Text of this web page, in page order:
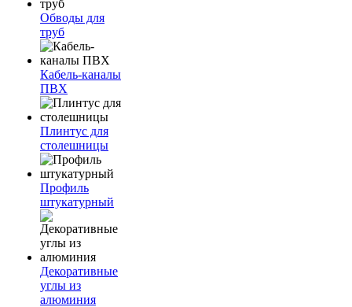
Обводы для
труб
Кабель-каналы
ПВХ
Плинтус для
столешницы
Профиль
штукатурный
Декоративные
углы из
алюминия